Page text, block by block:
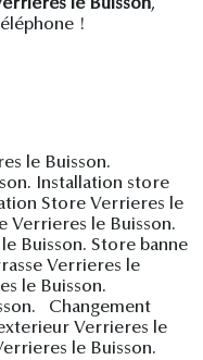
le Buisson,
!
le Buisson.
Installation store
Store Verrieres le
Verrieres le Buisson.
Buisson. Store banne
Verrieres le
le Buisson.
Changement
Verrieres le
le Buisson.